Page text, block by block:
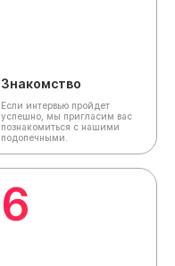
Знакомство
Если интервью пройдет
успешно, мы пригласим вас
познакомиться с нашими
подопечными.
6